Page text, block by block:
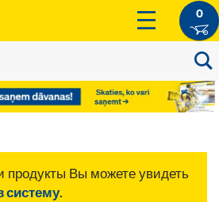
0
Вы можете увидеть
систему.